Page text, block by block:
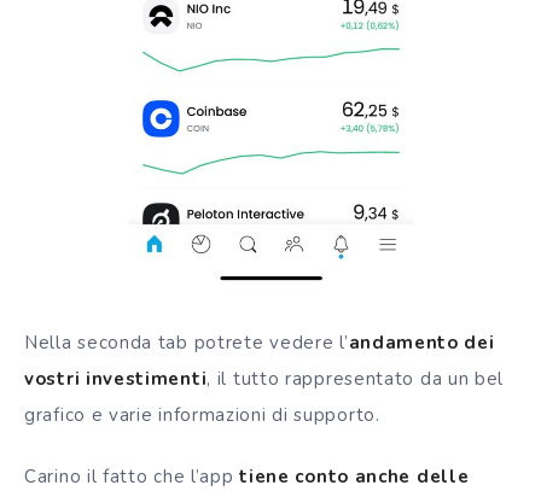
Nella seconda tab potrete vedere l’andamento dei
vostri investimenti, il tutto rappresentato da un bel
grafico e varie informazioni di supporto.
Carino il fatto che l’apptiene conto anche delle